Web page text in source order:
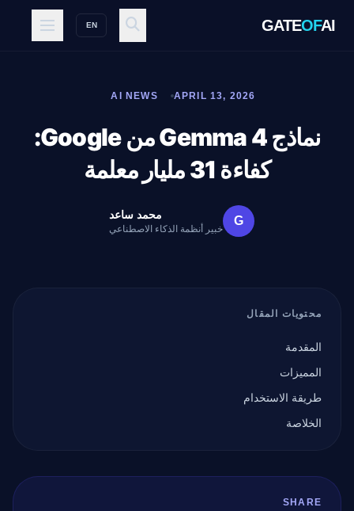
GATEOFAI
EN
APRIL 13, 2026
AI NEWS
نماذج Gemma 4 من Google:
كفاءة 31 مليار معلمة
G محمد ساعد
خبير أنظمة الذكاء الاصطناعي
محتويات المقال
المقدمة
المميزات
طريقة الاستخدام
الخلاصة
SHARE